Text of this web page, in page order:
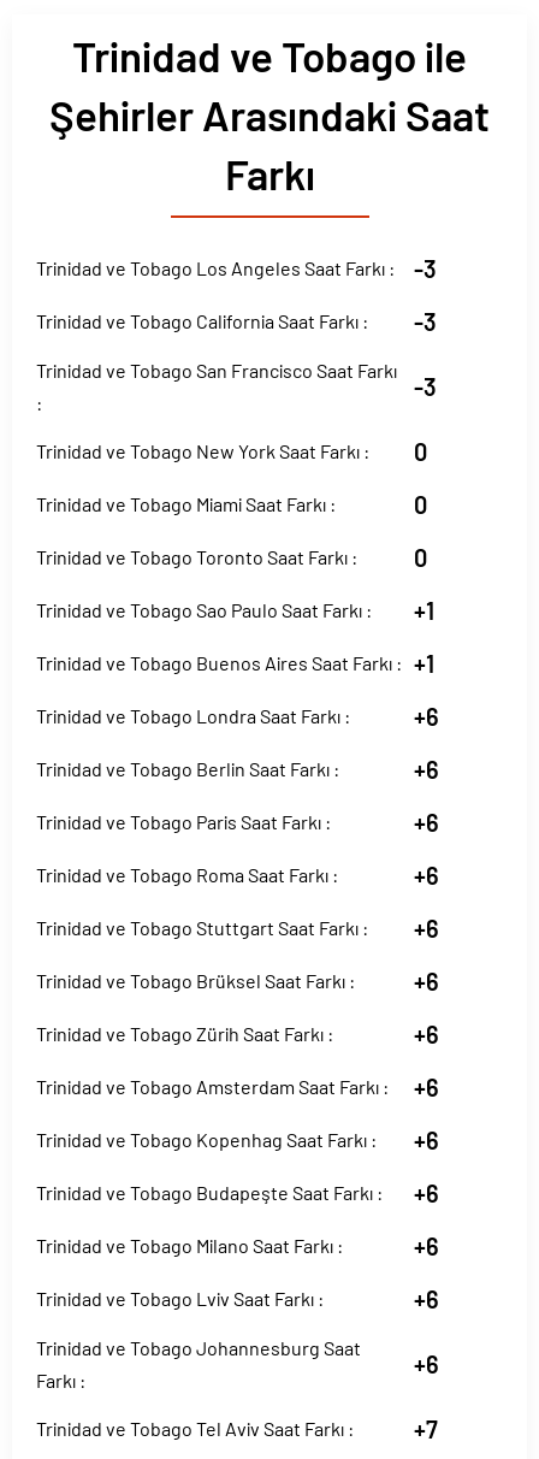
Trinidad ve Tobago ile
Şehirler Arasındaki Saat
Farkı
Trinidad ve Tobago Los Angeles Saat Farkı : -3
Trinidad ve Tobago California Saat Farkı : -3
Trinidad ve Tobago San Francisco Saat Farkı
:
-3
Trinidad ve Tobago New York Saat Farkı : 0
Trinidad ve Tobago Miami Saat Farkı : 0
Trinidad ve Tobago Toronto Saat Farkı : 0
Trinidad ve Tobago Sao Paulo Saat Farkı : +1
Trinidad ve Tobago Buenos Aires Saat Farkı : +1
Trinidad ve Tobago Londra Saat Farkı : +6
Trinidad ve Tobago Berlin Saat Farkı : +6
Trinidad ve Tobago Paris Saat Farkı : +6
Trinidad ve Tobago Roma Saat Farkı : +6
Trinidad ve Tobago Stuttgart Saat Farkı : +6
Trinidad ve Tobago Brüksel Saat Farkı : +6
Trinidad ve Tobago Zürih Saat Farkı : +6
Trinidad ve Tobago Amsterdam Saat Farkı : +6
Trinidad ve Tobago Kopenhag Saat Farkı : +6
Trinidad ve Tobago Budapeşte Saat Farkı : +6
Trinidad ve Tobago Milano Saat Farkı : +6
Trinidad ve Tobago Lviv Saat Farkı : +6
Trinidad ve Tobago Johannesburg Saat
Farkı :
+6
Trinidad ve Tobago Tel Aviv Saat Farkı : +7